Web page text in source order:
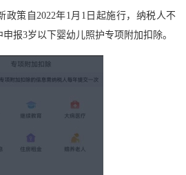
政策自2022年1月1日起施行，纳税人不
报3岁以下婴幼儿照护专项附加扣除。